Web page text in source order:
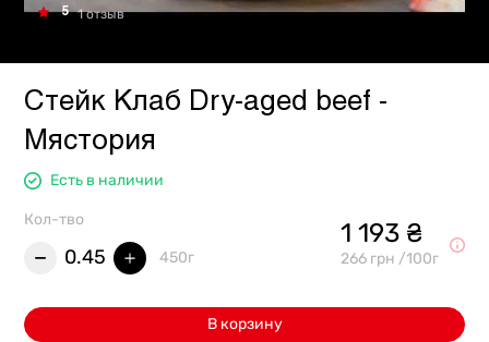
5 1 отзыв
Стейк Клаб Dry-aged beef -
Мястория
Есть в наличии
Кол-тво
0.45 450г
1 193 ₴
266 грн /100г
В корзину